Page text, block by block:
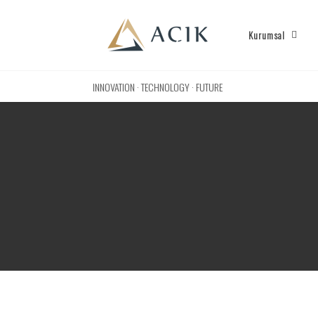
Kurumsal
INNOVATION · TECHNOLOGY · FUTURE